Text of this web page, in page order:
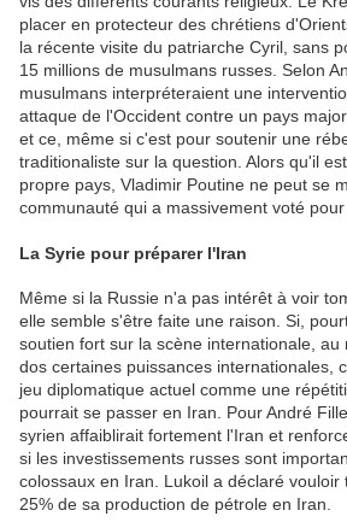
placer en protecteur des chrétiens
la récente visite du patriarche Cyril, sans
15 millions de musulmans russes. Selon
musulmans interpréteraient une
attaque de l'Occident contre un pays
et ce, même si c'est pour soutenir une
traditionaliste sur la question. Alors qu'il
propre pays, Vladimir Poutine ne peut se
communauté qui a massivement voté pour
La Syrie pour préparer l'Iran
Même si la Russie n'a pas intérêt à voir
elle semble s'être faite une raison. Si,
soutien fort sur la scène internationale, au
dos certaines puissances internationales,
jeu diplomatique actuel comme une
pourrait se passer en Iran. Pour André
syrien affaiblirait fortement l'Iran et
si les investissements russes sont
colossaux en Iran. Lukoil a déclaré vouloir
25% de sa production de pétrole en Iran.